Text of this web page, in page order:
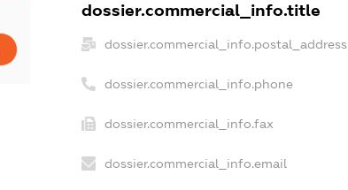
dossier.commercial_info.title
dossier.commercial_info.postal_address
dossier.commercial_info.phone
dossier.commercial_info.fax
dossier.commercial_info.email